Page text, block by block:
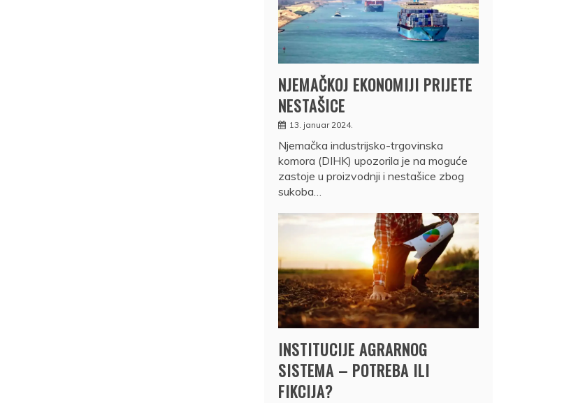
NJEMAČKOJ EKONOMIJI PRIJETE
NESTAŠICE
13. januar 2024.
Njemačka industrijsko-trgovinska
komora (DIHK) upozorila je na moguće
zastoje u proizvodnji i nestašice zbog
sukoba…
INSTITUCIJE AGRARNOG
SISTEMA – POTREBA ILI
FIKCIJA?